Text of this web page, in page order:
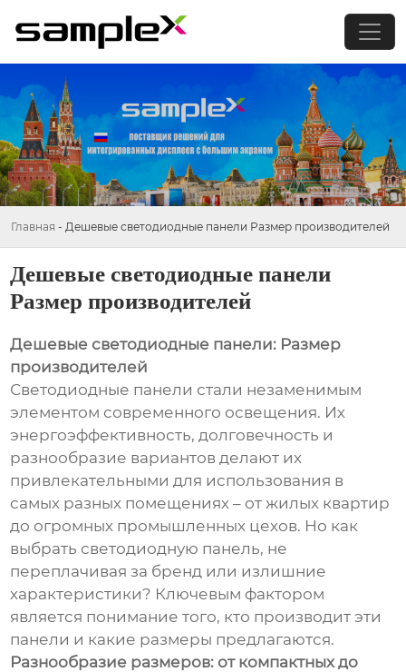
Главная - Дешевые светодиодные панели Размер производителей
Дешевые светодиодные панели
Размер производителей
Дешевые светодиодные панели: Размер
производителей
Светодиодные панели стали незаменимым
элементом современного освещения. Их
энергоэффективность, долговечность и
разнообразие вариантов делают их
привлекательными для использования в
самых разных помещениях – от жилых квартир
до огромных промышленных цехов. Но как
выбрать светодиодную панель, не
переплачивая за бренд или излишние
характеристики? Ключевым фактором
является понимание того, кто производит эти
панели и какие размеры предлагаются.
Разнообразие размеров: от компактных до